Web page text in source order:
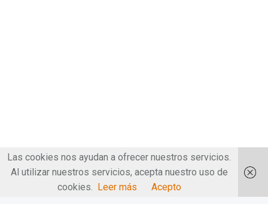
Las cookies nos ayudan a ofrecer nuestros servicios.
Al utilizar nuestros servicios, acepta nuestro uso de
cookies. Leer más Acepto